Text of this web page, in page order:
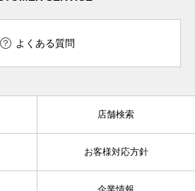
よくある質問
店舗検索
お客様対応方針